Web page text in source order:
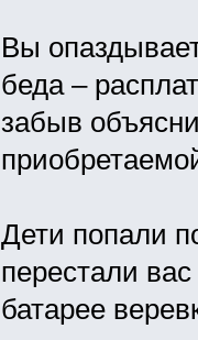
Вы
беда –
забыв
Дети попали
перестали
батарее